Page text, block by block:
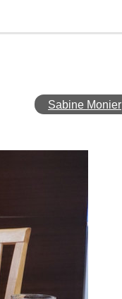
Sabine Monier